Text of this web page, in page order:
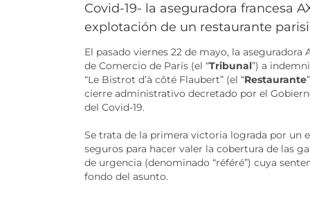
Covid-19- la aseguradora francesa
explotación de un restaurante
El pasado viernes 22 de mayo, la
de Comercio de París (el “Tribunal”) a
“Le Bistrot d’à côté Flaubert” (el “Restaurante
cierre administrativo decretado por el
del Covid-19.
Se trata de la primera victoria lograda por un
seguros para hacer valer la cobertura de las
de urgencia (denominado “référé”) cuya
fondo del asunto.